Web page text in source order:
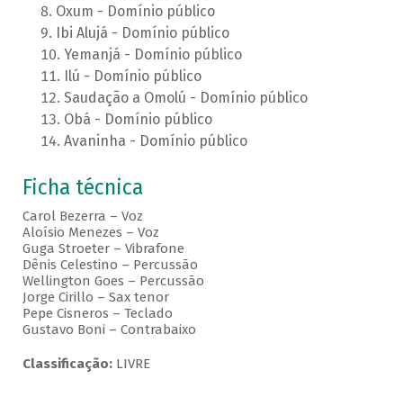
Oxum - Domínio público
Ibi Alujá - Domínio público
Yemanjá - Domínio público
Ilú - Domínio público
Saudação a Omolú - Domínio público
Obá - Domínio público
Avaninha - Domínio público
Ficha técnica
Carol Bezerra – Voz
Aloísio Menezes – Voz
Guga Stroeter – Vibrafone
Dênis Celestino – Percussão
Wellington Goes – Percussão
Jorge Cirillo – Sax tenor
Pepe Cisneros – Teclado
Gustavo Boni – Contrabaixo
Classificação:LIVRE